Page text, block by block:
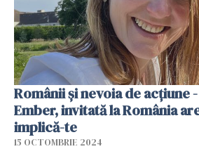
Românii și nevoia de acțiune
Ember, invitată la România
implică-te
15 OCTOMBRIE 2024